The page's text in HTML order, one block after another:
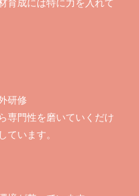
研修
専門性を磨いていくだけ
います。